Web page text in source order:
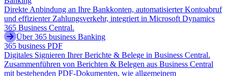
Direkte Anbindung an Ihre Bankkonten, automatisierter Kontoabruf
und effizienter Zahlungsverkehr, integriert in Microsoft Dynamics
365 Business Central.
Über 365 business Banking
365 business PDF
Digitales Signieren Ihrer Berichte & Belege in Business Central.
Zusammenführen von Berichten & Belegen aus Business Central
mit bestehenden PDF-Dokumenten, wie allgemeinem